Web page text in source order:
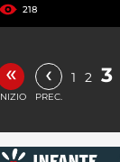
218
« ‹
PREC.
1 2 3